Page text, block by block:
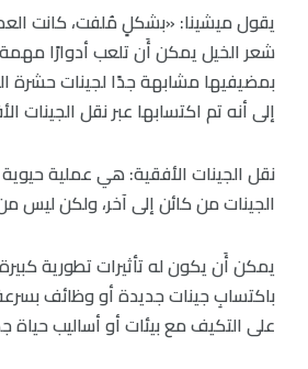
يقول ميشينا: «بشكلٍ مُلفت، كانت
شعر الخيل يمكن أَن تلعب أدوارًا
بمضيفيها مشابهة جدًا لجينات حشرة
إلى أنه تم اكتسابها عبر نقل الجينات
نقل الجينات الأفقية: هي عملية
الجينات من كائن إلى آخر، ولكن ليس من
يمكن أَن يكون له تأثيرات تطورية
باكتسابِ جينات جديدة أو وظائف
على التكيف مع بيئات أو أساليب حياة